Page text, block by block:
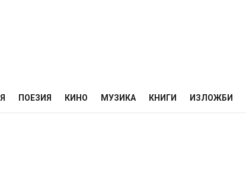
ПОЕЗИЯ КИНО МУЗИКА КНИГИ ИЗЛОЖБИ